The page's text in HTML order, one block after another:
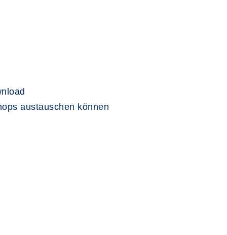
austauschen können